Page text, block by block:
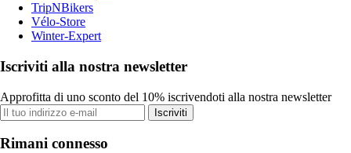
TripNBikers
Vélo-Store
Winter-Expert
Iscriviti alla nostra newsletter
Approfitta di uno sconto del 10% iscrivendoti alla nostra newsletter
Iscriviti
Rimani connesso